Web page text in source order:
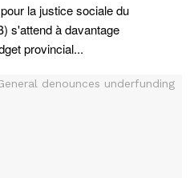
la justice sociale du
s'attend à davantage
provincial...